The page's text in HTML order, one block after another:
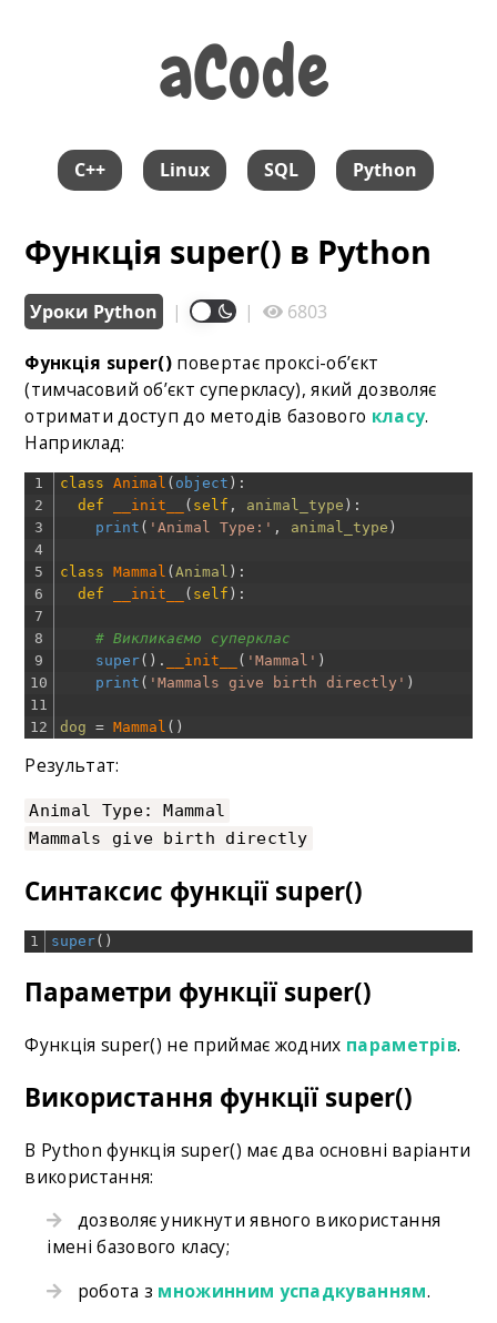
aCode
aCode
C++ Linux SQL Python
Функція super() в Python
Уроки Python | | 6803
Функція super() повертає проксі-об’єкт
(тимчасовий об’єкт суперкласу), який дозволяє
отримати доступ до методів базового класу.
Наприклад:
1
2
3
4
5
6
7
8
9
10
11
12
class Animal ( object ) :
def
__init__ ( self , animal_type ) :
print ( 'Animal Type:' , animal_type )
class Mammal (Animal ) :
def
__init__ ( self ) :
# Викликаємо суперклас
super( ) . __init__ ( 'Mammal' )
print ( 'Mammals give birth directly' )
dog = Mammal ( )
Результат:
Animal Type: Mammal
Mammals give birth directly
Синтаксис функції super()
1 super( )
Параметри функції super()
Функція super() не приймає жодних параметрів.
Використання функції super()
В Python функція super() має два основні варіанти
використання:
дозволяє уникнути явного використання
імені базового класу;
робота з множинним успадкуванням.